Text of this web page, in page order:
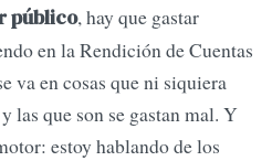
público, hay que gastar
en la Rendición de Cuentas
va en cosas que ni siquiera
las que son se gastan mal. Y
estoy hablando de los